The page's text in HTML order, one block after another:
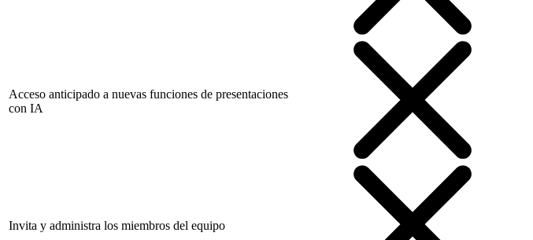
Acceso anticipado a nuevas funciones de presentaciones
con IA
Invita y administra los miembros del equipo